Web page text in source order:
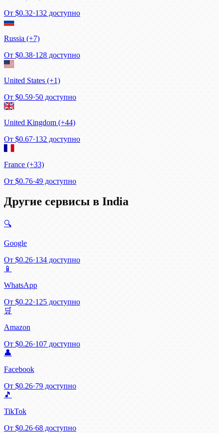
От $0.32·132 доступно
Russia (+7)
От $0.38·128 доступно
United States (+1)
От $0.59·50 доступно
United Kingdom (+44)
От $0.67·132 доступно
France (+33)
От $0.76·49 доступно
Другие сервисы в India
🔍
Google
От $0.26·134 доступно
📱
WhatsApp
От $0.22·125 доступно
🛒
Amazon
От $0.26·107 доступно
👤
Facebook
От $0.26·79 доступно
🎵
TikTok
От $0.26·68 доступно